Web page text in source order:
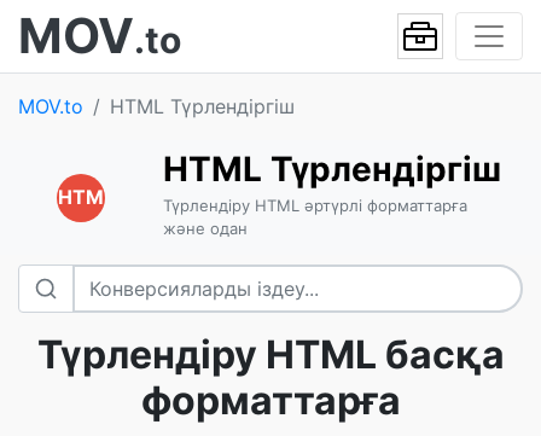
MOV.to
MOV.to HTML Түрлендіргіш
HTM
HTML Түрлендіргіш
Түрлендіру HTML әртүрлі форматтарға
және одан
Түрлендіру HTML басқа
форматтарға